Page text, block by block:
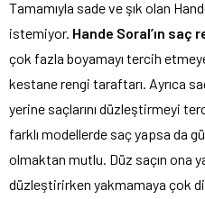
Tamamıyla sade ve şık olan
istemiyor. Hande Soral’ın saç
çok fazla boyamayı tercih
kestane rengi taraftarı. Ayrıca
yerine saçlarını düzleştirmeyi
farklı modellerde saç yapsa da
olmaktan mutlu. Düz saçın ona
düzleştirirken yakmamaya çok